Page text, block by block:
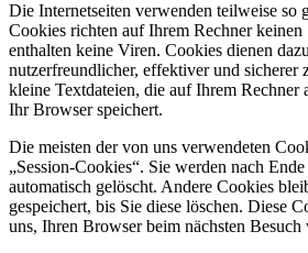
Die Internetseiten verwenden teilweise so
Cookies richten auf Ihrem Rechner keinen
enthalten keine Viren. Cookies dienen
nutzerfreundlicher, effektiver und sicherer
kleine Textdateien, die auf Ihrem Rechner
Ihr Browser speichert.
Die meisten der von uns verwendeten
„Session-Cookies“. Sie werden nach
automatisch gelöscht. Andere Cookies
gespeichert, bis Sie diese löschen. Diese
uns, Ihren Browser beim nächsten Besuch